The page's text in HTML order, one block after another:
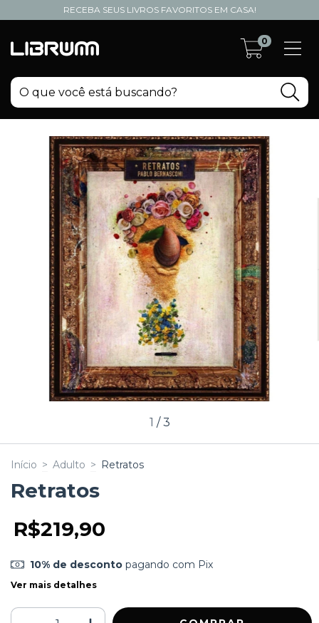
RECEBA SEUS LIVROS FAVORITOS EM CASA!
0
1 /3
Início > Adulto > Retratos
Retratos
R$219,90
10% de descontopagando com Pix
Ver mais detalhes